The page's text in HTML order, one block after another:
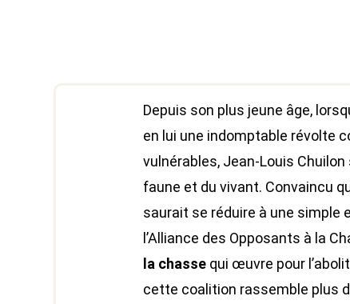
Depuis son plus jeune âge,
en lui une indomptable révolte
vulnérables, Jean-Louis
faune et du vivant. Convaincu
saurait se réduire à une simple
l’Alliance des Opposants à la
la chasse qui œuvre pour
cette coalition rassemble plus